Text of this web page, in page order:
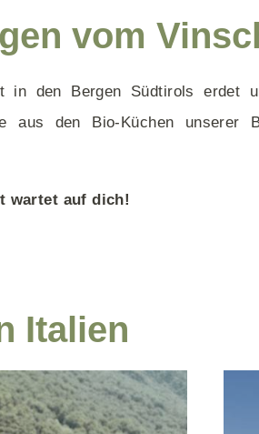
vom
den Bergen Südtirols erdet
aus den Bio-Küchen
wartet auf dich!
Italien